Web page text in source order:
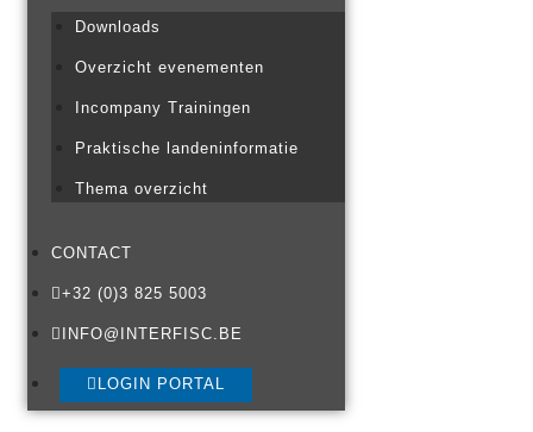
Downloads
Overzicht evenementen
Incompany Trainingen
Praktische landeninformatie
Thema overzicht
CONTACT
+32 (0)3 825 5003
INFO@INTERFISC.BE
LOGIN PORTAL